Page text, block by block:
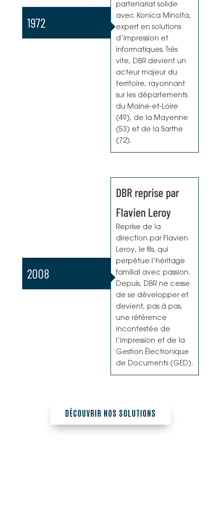
1972
partenariat solide
avec Konica Minolta,
expert en solutions
d’impression et
informatiques. Très
vite, DBR devient un
acteur majeur du
territoire, rayonnant
sur les départements
du Maine-et-Loire
(49), de la Mayenne
(53) et de la Sarthe
(72).
2008
DBR reprise par
Flavien Leroy
Reprise de la
direction par Flavien
Leroy, le fils, qui
perpétue l’héritage
familial avec passion.
Depuis, DBR ne cesse
de se développer et
devient, pas à pas,
une référence
incontestée de
l’impression et de la
Gestion Électronique
de Documents (GED).
DÉCOUVRIR NOS SOLUTIONS